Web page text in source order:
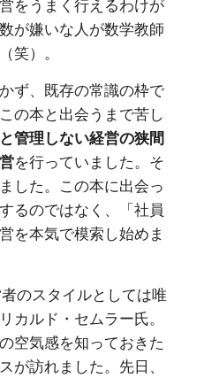
をうまく行えるわけが
が嫌いな人が数学教師
笑）。
ず、既存の常識の枠で
の本と出会うまで苦し
管理しない経営の狭間
を行っていました。そ
した。この本に出会っ
るのではなく、「社員
を本気で模索し始めま
のスタイルとしては唯
カルド・セムラー氏。
空気感を知っておきた
が訪れました。先日、